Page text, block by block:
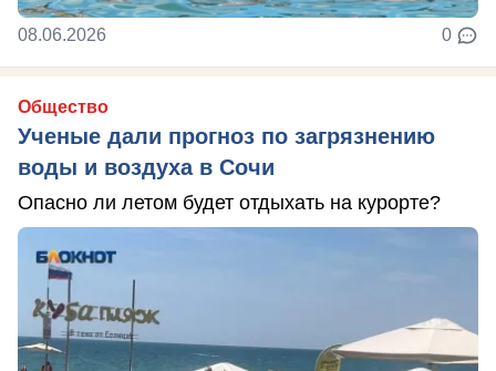
08.06.2026 0
Общество
Ученые дали прогноз по загрязнению
воды и воздуха в Сочи
Опасно ли летом будет отдыхать на курорте?